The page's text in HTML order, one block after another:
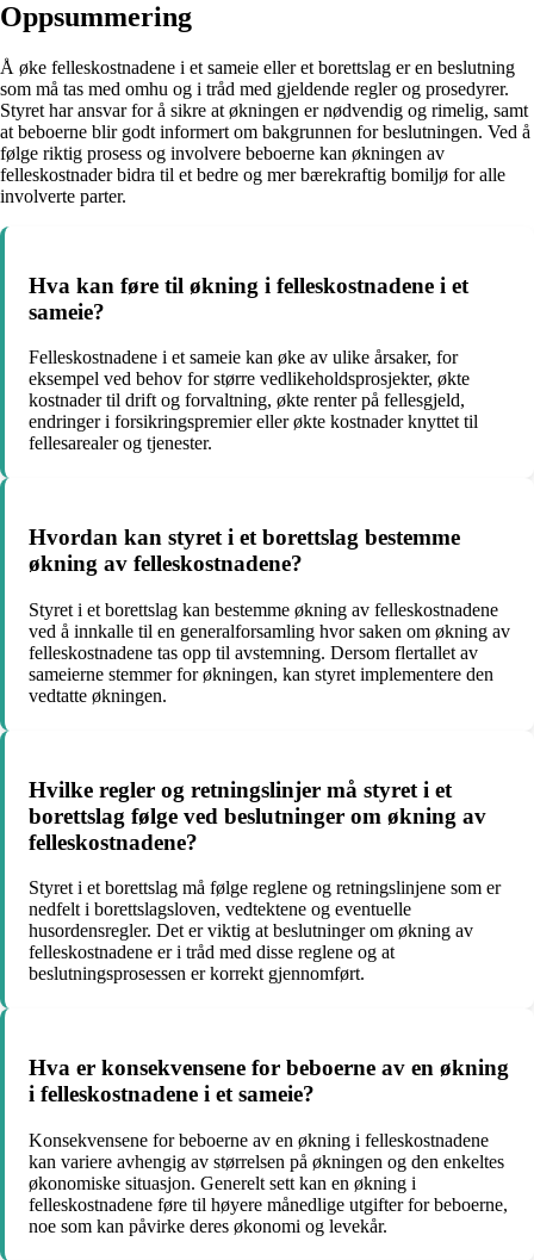
Oppsummering
Å øke felleskostnadene i et sameie eller et borettslag er en beslutning
som må tas med omhu og i tråd med gjeldende regler og prosedyrer.
Styret har ansvar for å sikre at økningen er nødvendig og rimelig, samt
at beboerne blir godt informert om bakgrunnen for beslutningen. Ved å
følge riktig prosess og involvere beboerne kan økningen av
felleskostnader bidra til et bedre og mer bærekraftig bomiljø for alle
involverte parter.
Hva kan føre til økning i felleskostnadene i et
sameie?
Felleskostnadene i et sameie kan øke av ulike årsaker, for
eksempel ved behov for større vedlikeholdsprosjekter, økte
kostnader til drift og forvaltning, økte renter på fellesgjeld,
endringer i forsikringspremier eller økte kostnader knyttet til
fellesarealer og tjenester.
Hvordan kan styret i et borettslag bestemme
økning av felleskostnadene?
Styret i et borettslag kan bestemme økning av felleskostnadene
ved å innkalle til en generalforsamling hvor saken om økning av
felleskostnadene tas opp til avstemning. Dersom flertallet av
sameierne stemmer for økningen, kan styret implementere den
vedtatte økningen.
Hvilke regler og retningslinjer må styret i et
borettslag følge ved beslutninger om økning av
felleskostnadene?
Styret i et borettslag må følge reglene og retningslinjene som er
nedfelt i borettslagsloven, vedtektene og eventuelle
husordensregler. Det er viktig at beslutninger om økning av
felleskostnadene er i tråd med disse reglene og at
beslutningsprosessen er korrekt gjennomført.
Hva er konsekvensene for beboerne av en økning
i felleskostnadene i et sameie?
Konsekvensene for beboerne av en økning i felleskostnadene
kan variere avhengig av størrelsen på økningen og den enkeltes
økonomiske situasjon. Generelt sett kan en økning i
felleskostnadene føre til høyere månedlige utgifter for beboerne,
noe som kan påvirke deres økonomi og levekår.